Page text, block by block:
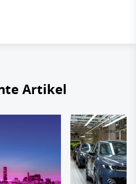
Artikel